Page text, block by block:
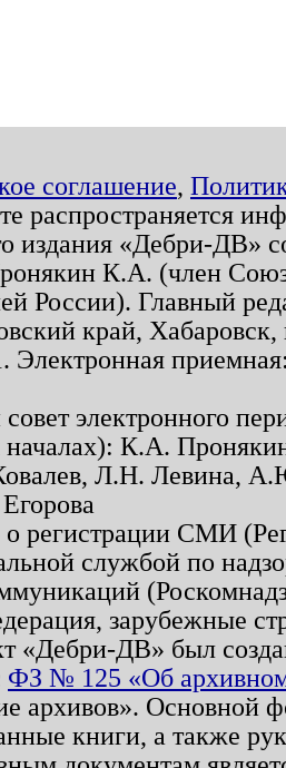
соглашение,
распространяется
издания «Дебри-ДВ»
К.А. (член
России). Главный
край,
Электронная
электронного
началах): К.А.
Л.Н. Левина,
о регистрации СМИ
службой по
зарубежные
«Дебри-ДВ» был
ФЗ № 125 «Об
архивов». Основной
книги, а также